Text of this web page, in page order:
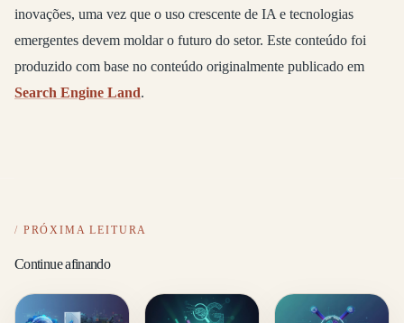
inovações, uma vez que o uso crescente de IA e tecnologias
emergentes devem moldar o futuro do setor. Este conteúdo foi
produzido com base no conteúdo originalmente publicado em
Search Engine Land.
PRÓXIMA LEITURA
Continue afinando